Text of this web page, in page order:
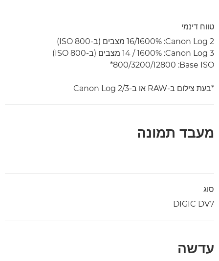
טווח דינמי
Canon Log 2‏: 1600%/16 מצבים (ב-ISO 800)
Canon Log 3‏: 1600% / 14 מצבים (ב-ISO 800)
Base ISO:‏ 800/3200/12800*
*בעת צילום ב-RAW או ב-Canon Log 2/3
מעבד תמונה
סוג
DIGIC DV7
עדשה